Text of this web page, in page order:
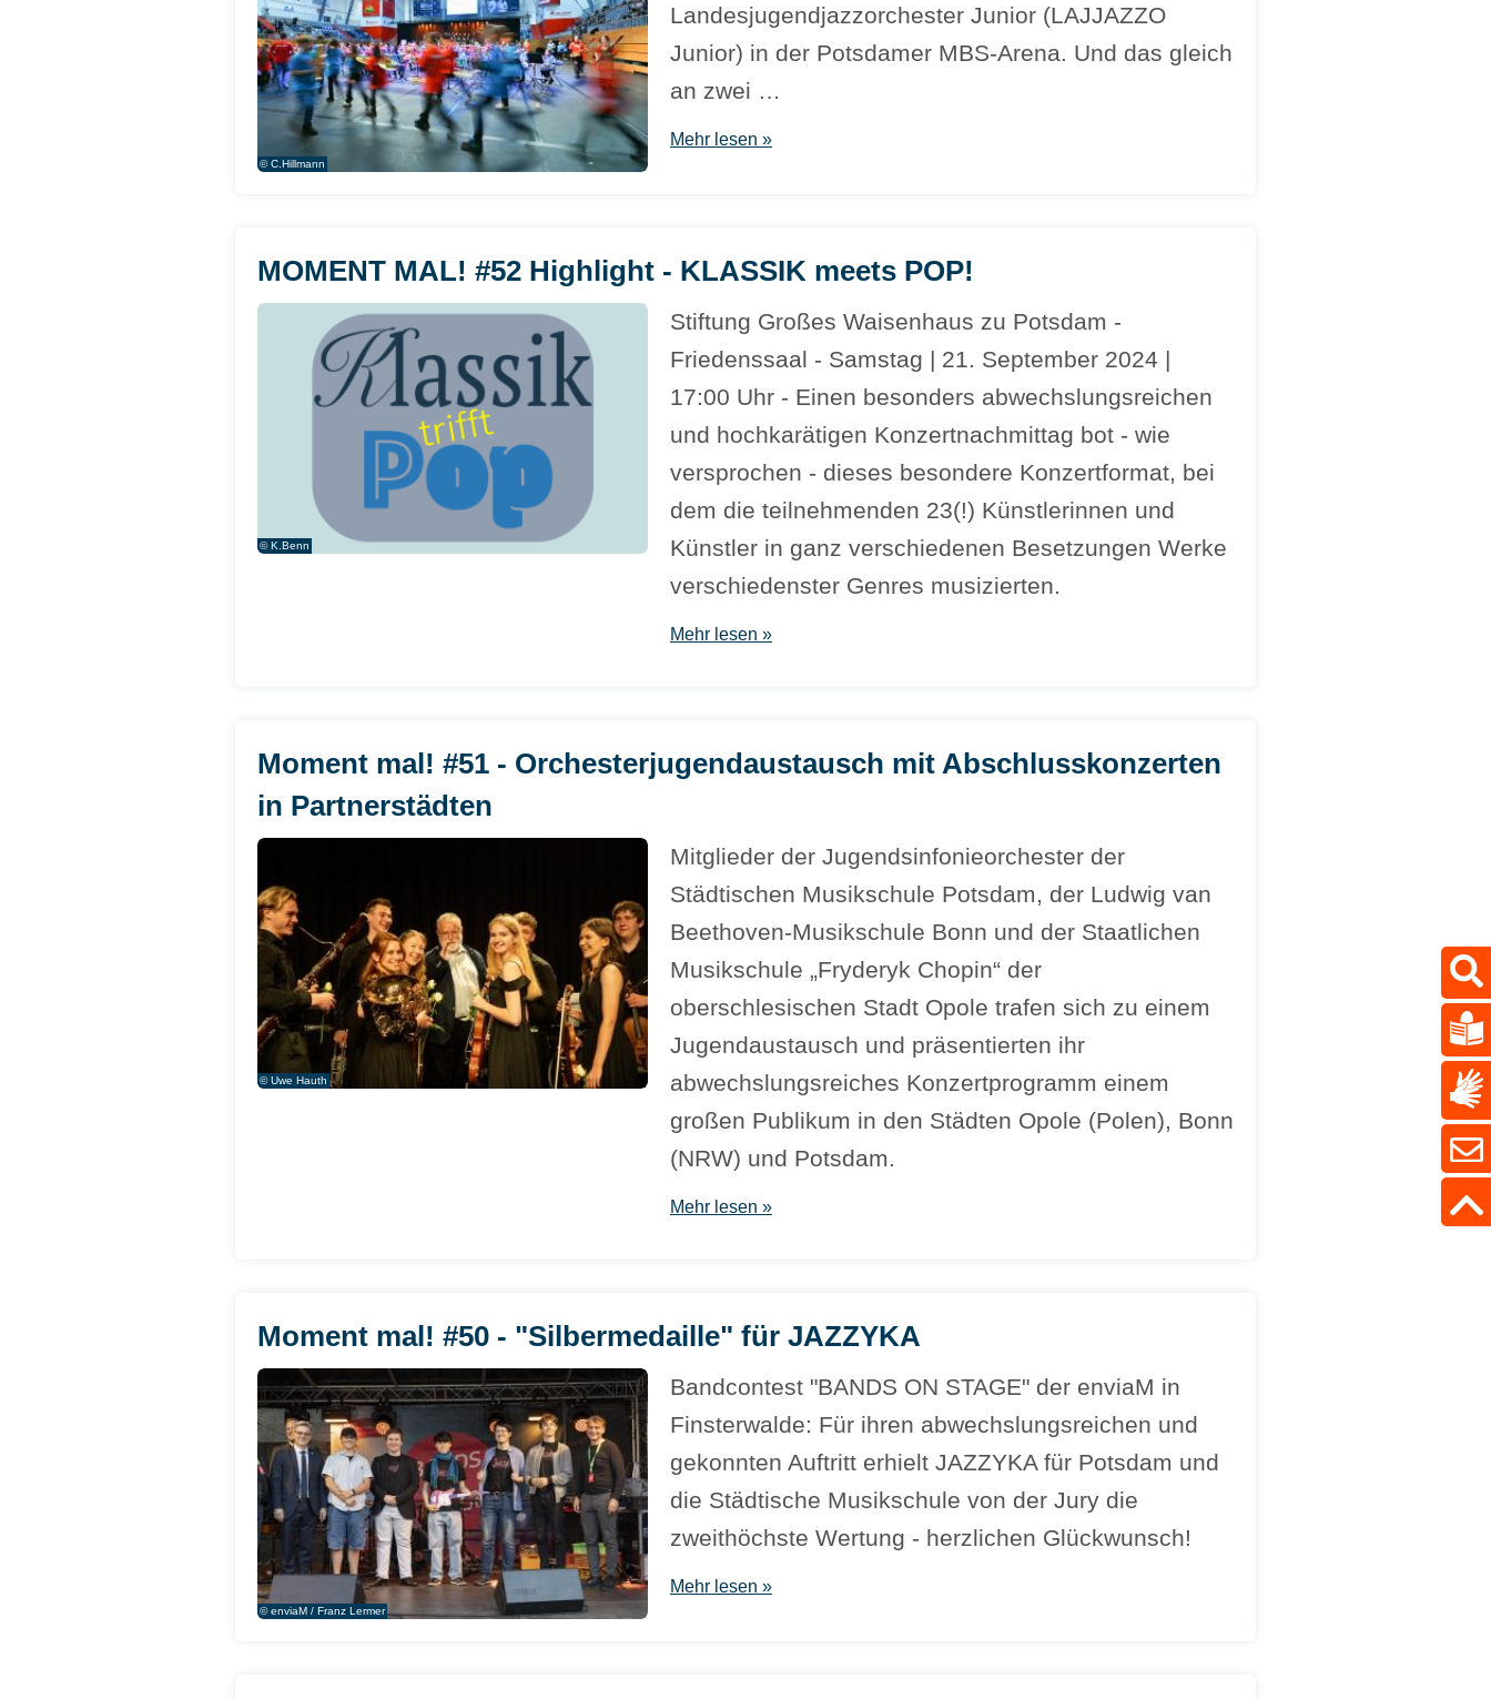
© C.Hillmann
Landesjugendjazzorchester Junior (LAJJAZZO
Junior) in der Potsdamer MBS-Arena. Und das gleich
an zwei …
Mehr lesen »
MOMENT MAL! #52 Highlight - KLASSIK meets POP!
© K.Benn
Stiftung Großes Waisenhaus zu Potsdam -
Friedenssaal - Samstag | 21. September 2024 |
17:00 Uhr - Einen besonders abwechslungsreichen
und hochkarätigen Konzertnachmittag bot - wie
versprochen - dieses besondere Konzertformat, bei
dem die teilnehmenden 23(!) Künstlerinnen und
Künstler in ganz verschiedenen Besetzungen Werke
verschiedenster Genres musizierten.
Mehr lesen »
Moment mal! #51 - Orchesterjugendaustausch mit Abschlusskonzerten
in Partnerstädten
© Uwe Hauth
Mitglieder der Jugendsinfonieorchester der
Städtischen Musikschule Potsdam, der Ludwig van
Beethoven-Musikschule Bonn und der Staatlichen
Musikschule „Fryderyk Chopin“ der
oberschlesischen Stadt Opole trafen sich zu einem
Jugendaustausch und präsentierten ihr
abwechslungsreiches Konzertprogramm einem
großen Publikum in den Städten Opole (Polen), Bonn
(NRW) und Potsdam.
Mehr lesen »
Moment mal! #50 - "Silbermedaille" für JAZZYKA
© enviaM / Franz Lermer
Bandcontest "BANDS ON STAGE" der enviaM in
Finsterwalde: Für ihren abwechslungsreichen und
gekonnten Auftritt erhielt JAZZYKA für Potsdam und
die Städtische Musikschule von der Jury die
zweithöchste Wertung - herzlichen Glückwunsch!
Mehr lesen »